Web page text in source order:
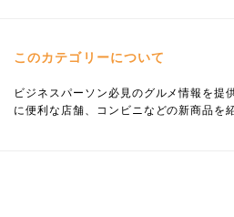
このカテゴリーについて
ビジネスパーソン必見のグルメ情報を提
に便利な店舗、コンビニなどの新商品を